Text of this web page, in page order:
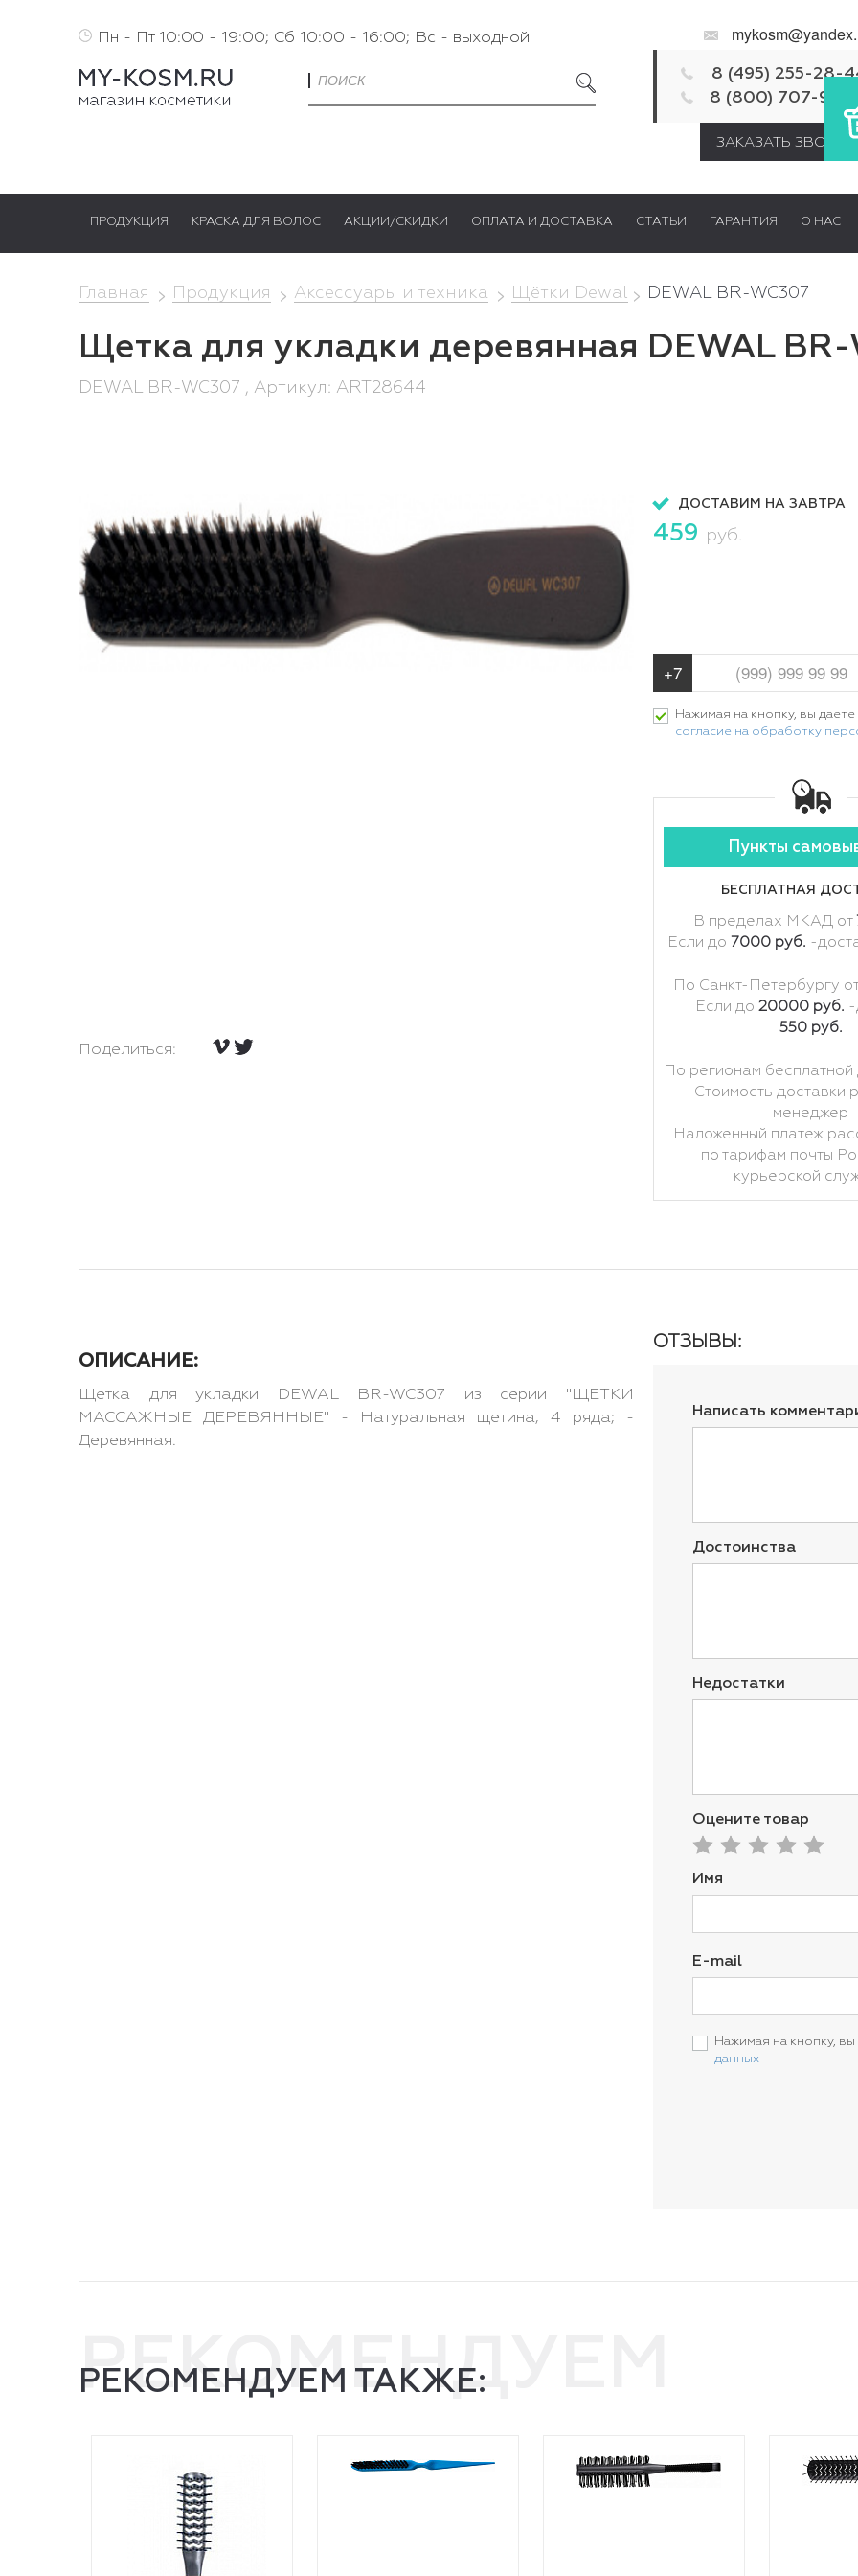
Пн - Пт 10:00 - 19:00; Сб 10:00 - 16:00; Вс - выходной
8 (495) 255-28-
8 (800) 707-92-
ЗАКАЗАТЬ ЗВОНОК
ПРОДУКЦИЯ КРАСКА ДЛЯ ВОЛОС АКЦИИ/СКИДКИ ОПЛАТА И ДОСТАВКА СТАТЬИ ГАРАНТИЯ О НАС
Главная Продукция Аксессуары и техника Щётки Dewal DEWAL BR-WC307
Щетка для укладки деревянная DEWAL BR-
DEWAL BR-WC307 , Артикул: ART28644
Поделиться:
ДОСТАВИМ НА ЗАВТРА
459 руб.
Нажимая на кнопку, вы даете
согласие на обработку
Пункты
БЕСПЛАТНАЯ
В пределах МКАД от
Если до 7000 руб. -
По Санкт-Петербургу
Если до20000 руб. -
550 руб.
По регионам бесплатной
Стоимость доставки
менеджер
Наложенный платеж
по тарифам почты
курьерской
ОПИСАНИЕ:
Щетка для укладки DEWAL BR-WC307 из серии "ЩЕТКИ
МАССАЖНЫЕ ДЕРЕВЯННЫЕ" - Натуральная щетина, 4 ряда; -
Деревянная.
ОТЗЫВЫ:
Написать
Достоинства
Недостатки
Оцените товар
Имя
E-mail
Нажимая на кнопку,
данных
РЕКОМЕНДУЕМ
РЕКОМЕНДУЕМ ТАКЖЕ: